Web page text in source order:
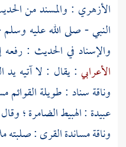
الأزهري : والمسند من
النبي - صلى الله عليه
والإسناد في الحديث : رفعه
الأعرابي : يقال : لا آتيه يد
وناقة سناد : طويلة
عبيدة : الهبيط الضامرة ؛
وناقة مساندة القرى : صلبته